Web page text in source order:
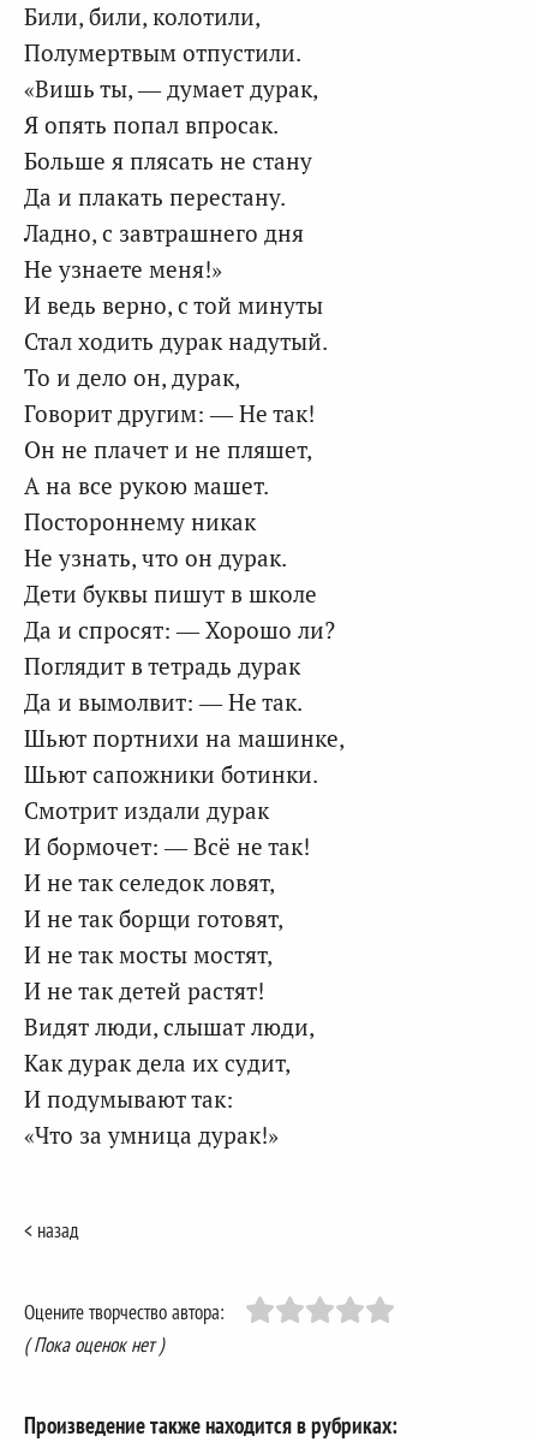
Били, били, колотили,
Полумертвым отпустили.
«Вишь ты, — думает дурак,
Я опять попал впросак.
Больше я плясать не стану
Да и плакать перестану.
Ладно, с завтрашнего дня
Не узнаете меня!»
И ведь верно, с той минуты
Стал ходить дурак надутый.
То и дело он, дурак,
Говорит другим: — Не так!
Он не плачет и не пляшет,
А на все рукою машет.
Постороннему никак
Не узнать, что он дурак.
Дети буквы пишут в школе
Да и спросят: — Хорошо ли?
Поглядит в тетрадь дурак
Да и вымолвит: — Не так.
Шьют портнихи на машинке,
Шьют сапожники ботинки.
Смотрит издали дурак
И бормочет: — Всё не так!
И не так селедок ловят,
И не так борщи готовят,
И не так мосты мостят,
И не так детей растят!
Видят люди, слышат люди,
Как дурак дела их судит,
И подумывают так:
«Что за умница дурак!»
< назад
Оцените творчество автора:
( Пока оценок нет )
Произведение также находится в рубриках: